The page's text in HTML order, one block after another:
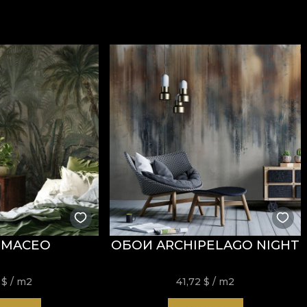
la uzură, având60.000 rubs
la testul de
la testul de inflamabilitate tip țigară.
fără înălbire, fără stoarcere prin răsucire, fără
$ / m2
ОБОИ ARCHIPELAGO NIGHT
41,72$ / m2